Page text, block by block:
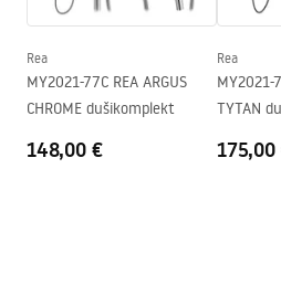
Dušikabiini suund
Garantii
Easy Clean kate
Ei
Rea
MY2021-77C REA ARGUS
CHROME dušikomplekt
148,00 €
Rea
MY2021-
TYTAN
175,00